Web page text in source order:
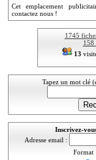
Cet emplacement
contactez nous !
1745
158
13
Tapez un mot clé
Inscrivez-
Adresse email :
Format :